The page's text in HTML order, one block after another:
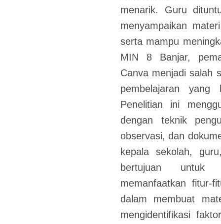
menarik. Guru
menyampaikan
serta mampu
MIN 8 Banjar,
Canva menjadi salah
pembelajaran yang
Penelitian ini
dengan teknik
observasi, dan
kepala sekolah,
bertujuan untuk
memanfaatkan fitur-
dalam membuat
mengidentifikasi